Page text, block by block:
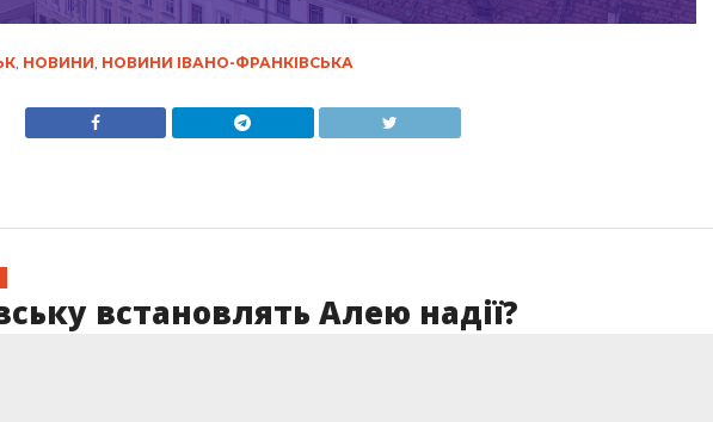
, НОВИНИ НОВИНИ ІВАНО-ФРАНКІВСЬКА
встановлять Алею надії?